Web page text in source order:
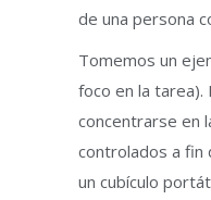
de una persona
Tomemos un
foco en la
concentrarse en
controlados a fin
un cubículo